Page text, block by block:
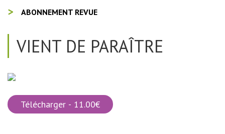
ABONNEMENT REVUE
VIENT DE PARAÎTRE
Télécharger - 11.00€